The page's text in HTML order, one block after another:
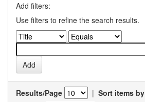
Add filters:
Use filters to refine the search results.
Results/Page | Sort items by